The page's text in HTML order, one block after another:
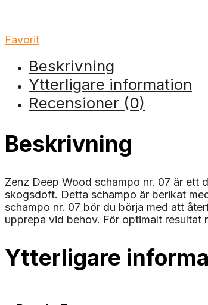
Favorit
Beskrivning
Ytterligare information
Recensioner (0)
Beskrivning
Zenz Deep Wood schampo nr. 07 är ett
skogsdoft. Detta schampo är berikat
schampo nr. 07 bör du börja med att
upprepa vid behov. För optimalt resultat
Ytterligare